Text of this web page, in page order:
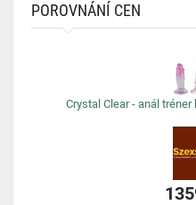
POROVNÁNÍ CEN
Crystal Clear - anál